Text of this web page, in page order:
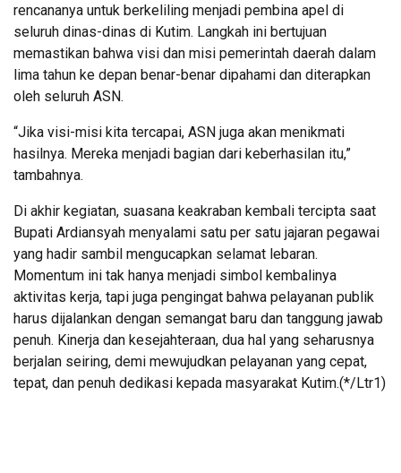
rencananya untuk berkeliling menjadi pembina apel di
seluruh dinas-dinas di Kutim. Langkah ini bertujuan
memastikan bahwa visi dan misi pemerintah daerah dalam
lima tahun ke depan benar-benar dipahami dan diterapkan
oleh seluruh ASN.
“Jika visi-misi kita tercapai, ASN juga akan menikmati
hasilnya. Mereka menjadi bagian dari keberhasilan itu,”
tambahnya.
Di akhir kegiatan, suasana keakraban kembali tercipta saat
Bupati Ardiansyah menyalami satu per satu jajaran pegawai
yang hadir sambil mengucapkan selamat lebaran.
Momentum ini tak hanya menjadi simbol kembalinya
aktivitas kerja, tapi juga pengingat bahwa pelayanan publik
harus dijalankan dengan semangat baru dan tanggung jawab
penuh. Kinerja dan kesejahteraan, dua hal yang seharusnya
berjalan seiring, demi mewujudkan pelayanan yang cepat,
tepat, dan penuh dedikasi kepada masyarakat Kutim.(*/Ltr1)